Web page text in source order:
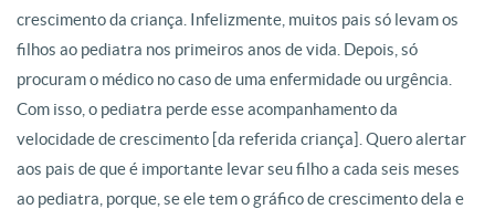
crescimento da criança. Infelizmente, muitos pais só levam os
filhos ao pediatra nos primeiros anos de vida. Depois, só
procuram o médico no caso de uma enfermidade ou urgência.
Com isso, o pediatra perde esse acompanhamento da
velocidade de crescimento [da referida criança]. Quero alertar
aos pais de que é importante levar seu filho a cada seis meses
ao pediatra, porque, se ele tem o gráfico de crescimento dela e